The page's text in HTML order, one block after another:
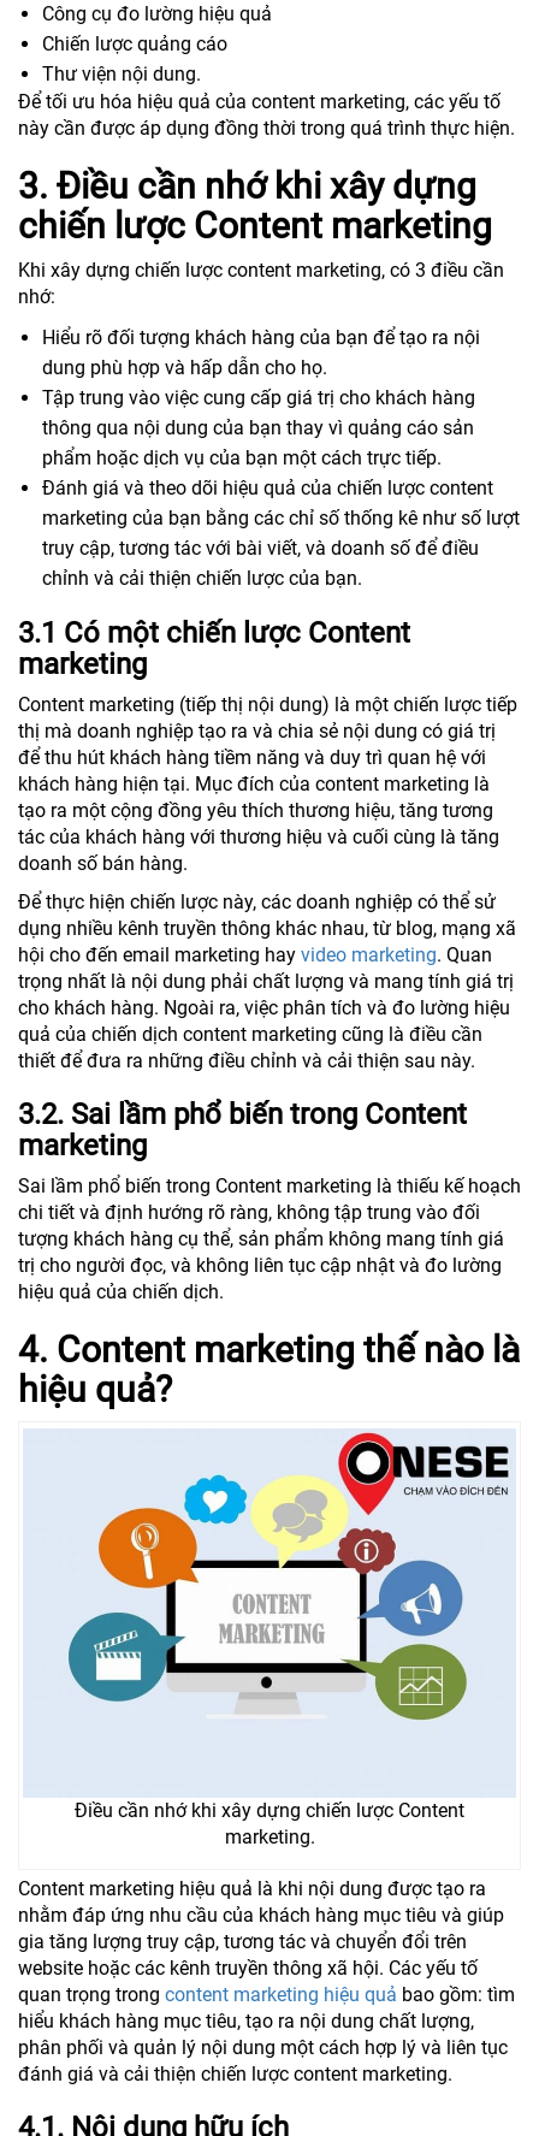
Công cụ đo lường hiệu quả
Chiến lược quảng cáo
Thư viện nội dung.
Để tối ưu hóa hiệu quả của content marketing, các yếu tố
này cần được áp dụng đồng thời trong quá trình thực hiện.
3. Điều cần nhớ khi xây dựng
chiến lược Content marketing
Khi xây dựng chiến lược content marketing, có 3 điều cần
nhớ:
Hiểu rõ đối tượng khách hàng của bạn để tạo ra nội
dung phù hợp và hấp dẫn cho họ.
Tập trung vào việc cung cấp giá trị cho khách hàng
thông qua nội dung của bạn thay vì quảng cáo sản
phẩm hoặc dịch vụ của bạn một cách trực tiếp.
Đánh giá và theo dõi hiệu quả của chiến lược content
marketing của bạn bằng các chỉ số thống kê như số lượt
truy cập, tương tác với bài viết, và doanh số để điều
chỉnh và cải thiện chiến lược của bạn.
3.1 Có một chiến lược Content
marketing
Content marketing (tiếp thị nội dung) là một chiến lược tiếp
thị mà doanh nghiệp tạo ra và chia sẻ nội dung có giá trị
để thu hút khách hàng tiềm năng và duy trì quan hệ với
khách hàng hiện tại. Mục đích của content marketing là
tạo ra một cộng đồng yêu thích thương hiệu, tăng tương
tác của khách hàng với thương hiệu và cuối cùng là tăng
doanh số bán hàng.
Để thực hiện chiến lược này, các doanh nghiệp có thể sử
dụng nhiều kênh truyền thông khác nhau, từ blog, mạng xã
hội cho đến email marketing hay video marketing. Quan
trọng nhất là nội dung phải chất lượng và mang tính giá trị
cho khách hàng. Ngoài ra, việc phân tích và đo lường hiệu
quả của chiến dịch content marketing cũng là điều cần
thiết để đưa ra những điều chỉnh và cải thiện sau này.
3.2. Sai lầm phổ biến trong Content
marketing
Sai lầm phổ biến trong Content marketing là thiếu kế hoạch
chi tiết và định hướng rõ ràng, không tập trung vào đối
tượng khách hàng cụ thể, sản phẩm không mang tính giá
trị cho người đọc, và không liên tục cập nhật và đo lường
hiệu quả của chiến dịch.
4. Content marketing thế nào là
hiệu quả?
Điều cần nhớ khi xây dựng chiến lược Content
marketing.
Content marketing hiệu quả là khi nội dung được tạo ra
nhằm đáp ứng nhu cầu của khách hàng mục tiêu và giúp
gia tăng lượng truy cập, tương tác và chuyển đổi trên
website hoặc các kênh truyền thông xã hội. Các yếu tố
quan trọng trong content marketing hiệu quả bao gồm: tìm
hiểu khách hàng mục tiêu, tạo ra nội dung chất lượng,
phân phối và quản lý nội dung một cách hợp lý và liên tục
đánh giá và cải thiện chiến lược content marketing.
4.1. Nội dung hữu ích